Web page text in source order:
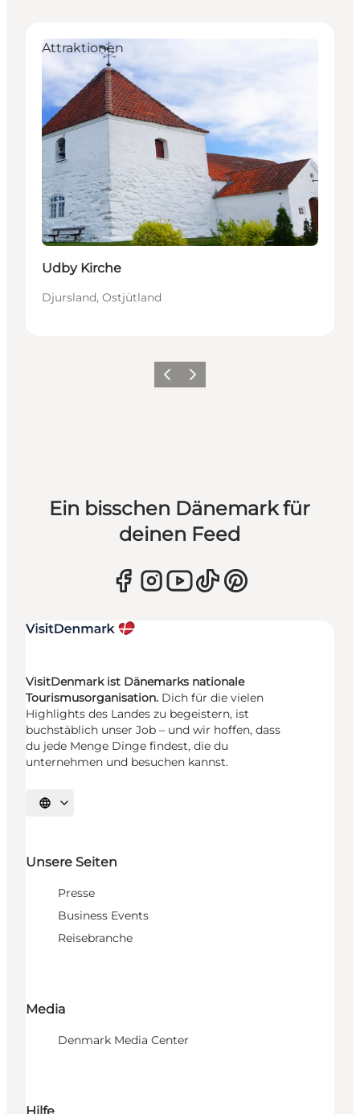
Attraktionen
Udby Kirche
Djursland, Ostjütland
ZurückWeiter
Ein bisschen Dänemark für
deinen Feed
VisitDenmark ist Dänemarks nationale
Tourismusorganisation. Dich für die vielen
Highlights des Landes zu begeistern, ist
buchstäblich unser Job – und wir hoffen, dass
du jede Menge Dinge findest, die du
unternehmen und besuchen kannst.
Sprache auswählen
Unsere Seiten
Presse
Business Events
Reisebranche
Media
Denmark Media Center